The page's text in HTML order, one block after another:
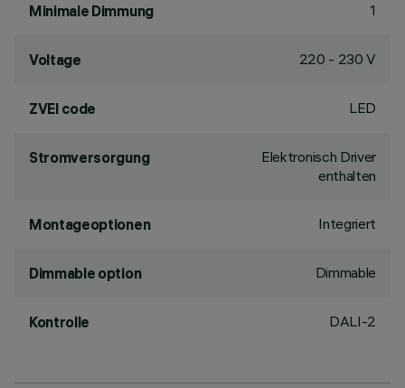
Minimale Dimmung 1
Voltage 220 - 230 V
ZVEI code LED
Stromversorgung
Elektronisch Driver
enthalten
Montageoptionen Integriert
Dimmable option Dimmable
Kontrolle DALI-2